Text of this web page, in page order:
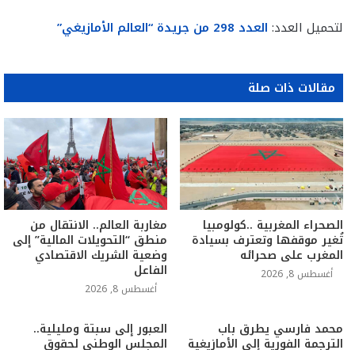
لتحميل العدد: العدد 298 من جريدة “العالم الأمازيغي”
مقالات ذات صلة
الصحراء المغربية ..كولومبيا
تُغير موقفها وتعترف بسيادة
المغرب على صحرائه
أغسطس 8, 2026
مغاربة العالم.. الانتقال من
منطق “التحويلات المالية” إلى
وضعية الشريك الاقتصادي
الفاعل
أغسطس 8, 2026
محمد فارسي يطرق باب
الترجمة الفورية إلى الأمازيغية
العبور إلى سبتة ومليلية..
المجلس الوطني لحقوق